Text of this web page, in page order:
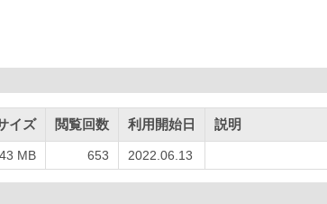
イズ 閲覧回数 利用開始日 説明
MB 653 2022.06.13